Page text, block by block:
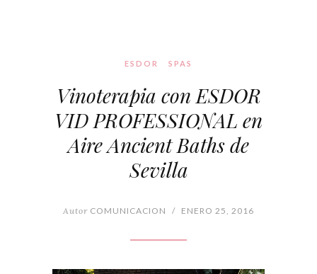
ESDOR SPAS
Vinoterapia con ESDOR
VID PROFESSIONAL en
Aire Ancient Baths de
Sevilla
Autor COMUNICACION / ENERO 25, 2016